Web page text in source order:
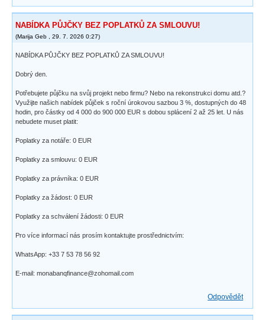
NABÍDKA PŮJČKY BEZ POPLATKŮ ZA SMLOUVU!
(Marija Geb 29. 7. 2026 0:27)
NABÍDKA PŮJČKY BEZ POPLATKŮ ZA SMLOUVU!
Dobrý den.
Potřebujete půjčku na svůj projekt nebo firmu? Nebo na rekonstrukci domu atd.?
Využijte našich nabídek půjček s roční úrokovou sazbou 3 %, dostupných do 48
hodin, pro částky od 4 000 do 900 000 EUR s dobou splácení 2 až 25 let. U nás
nebudete muset platit:
Poplatky za notáře: 0 EUR
Poplatky za smlouvu: 0 EUR
Poplatky za právníka: 0 EUR
Poplatky za žádost: 0 EUR
Poplatky za schválení žádosti: 0 EUR
Pro více informací nás prosím kontaktujte prostřednictvím:
WhatsApp: +33 7 53 78 56 92
E-mail: monabanqfinance@zohomail.com
Odpovědět